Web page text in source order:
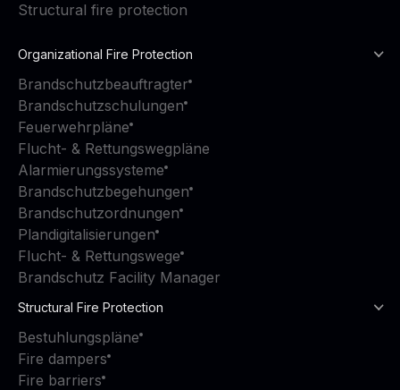
Structural fire protection
Organizational Fire Protection
Brandschutzbeauftragter
Brandschutzschulungen
Feuerwehrpläne
Flucht- & Rettungswegpläne
Alarmierungssysteme
Brandschutzbegehungen
Brandschutzordnungen
Plandigitalisierungen
Flucht- & Rettungswege
Brandschutz Facility Manager
Structural Fire Protection
Bestuhlungspläne
Fire dampers
Fire barriers